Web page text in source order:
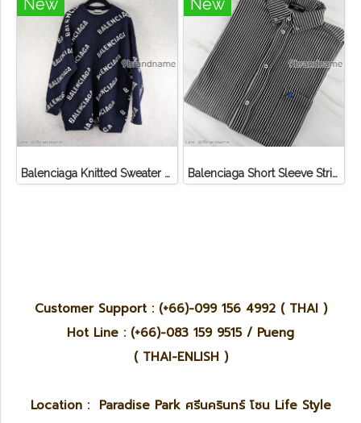
New
Balenciaga Knitted Sweater With Logo Wool
New
Balenciaga Short Sleeve Striped Shirt
Customer Support : (+66)-099 156 4992 ( THAI )
Hot Line : (+66)-083 159 9515 / Pueng
( THAI-ENLISH )
Location : Paradise Park ศรีนครินทร์ โซน Life Style